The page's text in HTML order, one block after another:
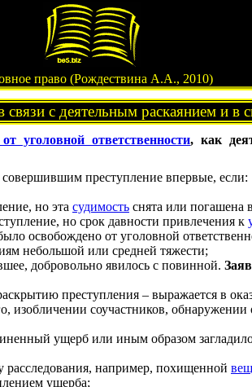
право (Рождествина А.А., 2010)
связи с деятельным раскаянием и
уголовной ответственности, как
преступление впервые, если:
но эта судимость снята или погашена
но срок давности привлечения к
освобождено от уголовной
небольшой или средней тяжести;
добровольно явилось с повинной.
преступления – выражается в
изобличении соучастников,
ущерб или иным образом
расследования, например, похищенной
ущерба;